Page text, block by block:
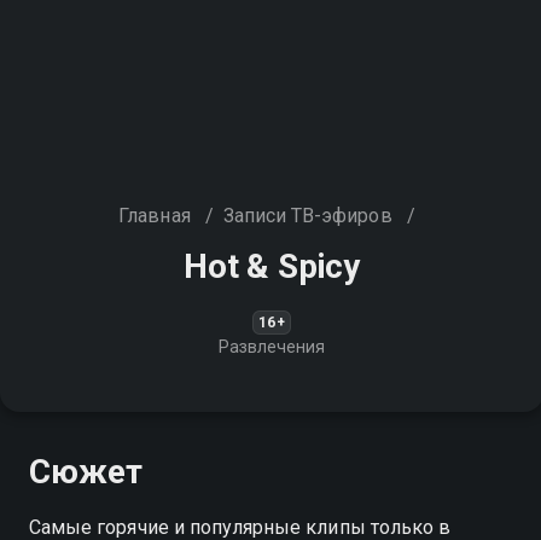
Главная / Записи ТВ-эфиров /
Hot & Spicy
16+
Развлечения
Сюжет
Самые горячие и популярные клипы только в